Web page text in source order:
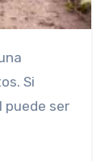
Si
puede ser